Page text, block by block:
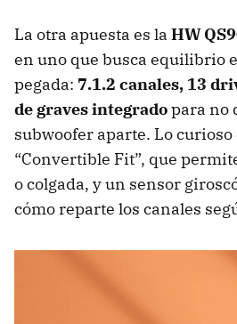
La otra apuesta es la HW
en uno que busca equilibrio
pegada: 7.1.2 canales, 13
de graves integradopara no
subwoofer aparte. Lo curioso
“Convertible Fit”, que
o colgada, y un sensor
cómo reparte los canales